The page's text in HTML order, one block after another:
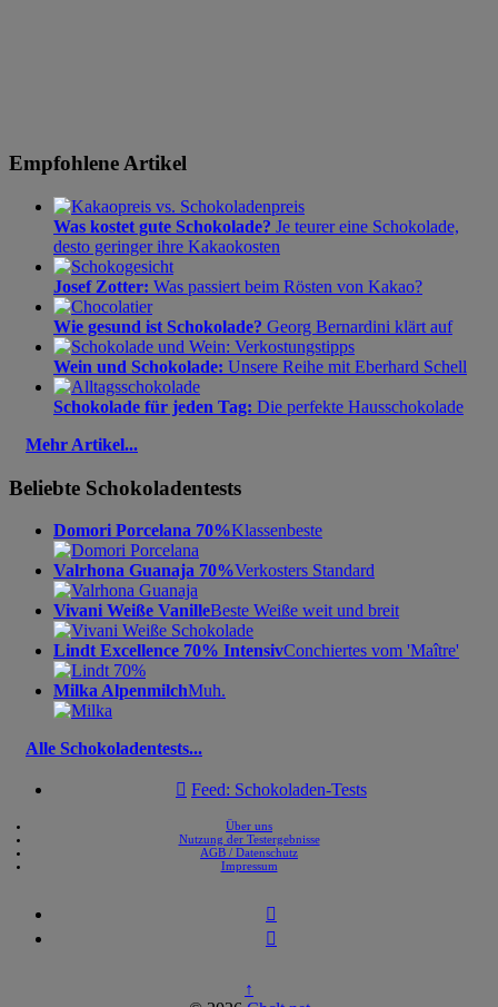
Empfohlene Artikel
Was kostet gute Schokolade? Je teurer eine Schokolade,
desto geringer ihre Kakaokosten
Josef Zotter: Was passiert beim Rösten von Kakao?
Wie gesund ist Schokolade? Georg Bernardini klärt auf
Wein und Schokolade: Unsere Reihe mit Eberhard Schell
Schokolade für jeden Tag: Die perfekte Hausschokolade
Mehr Artikel...
Beliebte Schokoladentests
Domori Porcelana 70%Klassenbeste
Valrhona Guanaja 70%Verkosters Standard
Vivani Weiße VanilleBeste Weiße weit und breit
Lindt Excellence 70% IntensivConchiertes vom 'Maître'
Milka AlpenmilchMuh.
Alle Schokoladentests...
 Feed: Schokoladen-Tests
Über uns
Nutzung der Testergebnisse
AGB / Datenschutz
Impressum


↑